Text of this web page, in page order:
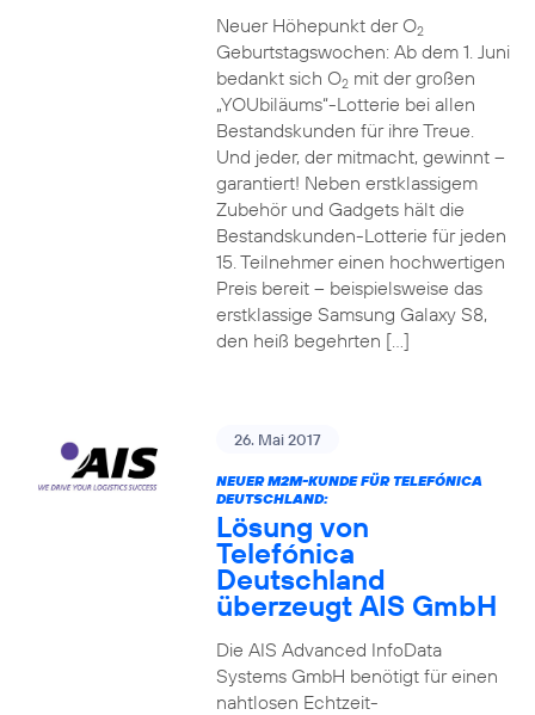
Neuer Höhepunkt der O2
Geburtstagswochen: Ab dem 1. Juni
bedankt sich O2mit der großen
„YOUbiläums“-Lotterie bei allen
Bestandskunden für ihre Treue.
Und jeder, der mitmacht, gewinnt –
garantiert! Neben erstklassigem
Zubehör und Gadgets hält die
Bestandskunden-Lotterie für jeden
15. Teilnehmer einen hochwertigen
Preis bereit – beispielsweise das
erstklassige Samsung Galaxy S8,
den heiß begehrten […]
26. Mai 2017
NEUER M2M-KUNDE FÜR TELEFÓNICA
DEUTSCHLAND:
Lösung von
Telefónica
Deutschland
überzeugt AIS GmbH
Die AIS Advanced InfoData
Systems GmbH benötigt für einen
nahtlosen Echtzeit-